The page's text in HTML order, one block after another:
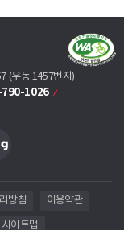
(우동 1457번지)
1026
방침 이용약관
사이트맵